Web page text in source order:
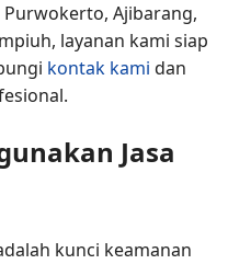
Ajibarang,
layanan kami siap
kontak kami dan
Jasa
kunci keamanan